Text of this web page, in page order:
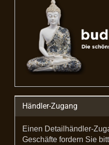
Händler-Zugang
Einen Detailhändler-
Geschäfte fordern Sie